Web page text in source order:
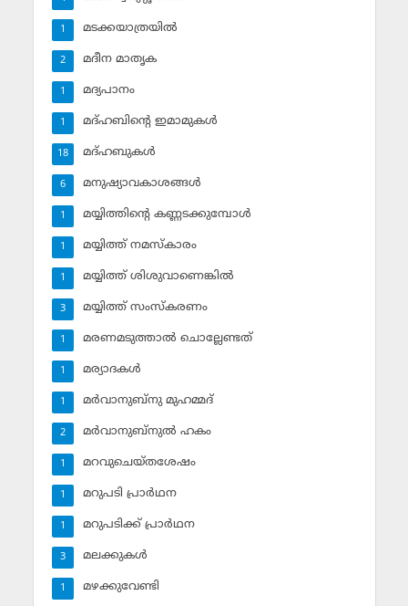
മടക്കയാത്രയില്‍
1
മദീന മാതൃക
2
മദ്യപാനം
1
മദ്ഹബിന്റെ ഇമാമുകള്‍
1
മദ്ഹബുകള്‍
18
മനുഷ്യാവകാശങ്ങള്‍
6
മയ്യിത്തിന്റെ കണ്ണടക്കുമ്പോള്‍
1
മയ്യിത്ത് നമസ്‌കാരം
1
മയ്യിത്ത് ശിശുവാണെങ്കില്‍
1
മയ്യിത്ത് സംസ്‌കരണം
3
മരണമടുത്താല്‍ ചൊല്ലേണ്ടത്
1
മര്യാദകള്‍
1
മര്‍വാനുബ്‌നു മുഹമ്മദ്
1
മര്‍വാനുബ്‌നുല്‍ ഹകം
2
മറവുചെയ്തശേഷം
1
മറുപടി പ്രാര്‍ഥന
1
മറുപടിക്ക് പ്രാര്‍ഥന
1
മലക്കുകള്‍
3
മഴക്കുവേണ്ടി
1